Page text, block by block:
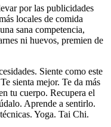
por las publicidades
locales de comida
sana competencia,
ni huevos, premien de
Siente como este
sienta mejor. Te da más
tu cuerpo. Recupera el
Aprende a sentirlo.
Yoga. Tai Chi.